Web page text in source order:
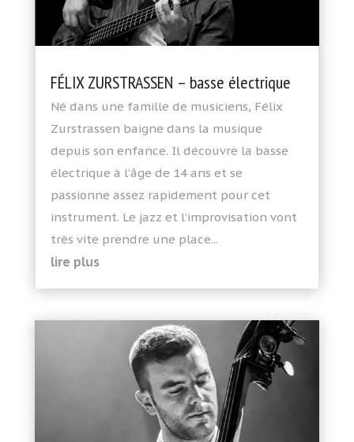
FÉLIX ZURSTRASSEN – basse électrique
Né dans une famille de musiciens, Félix
Zurstrassen baigne dans la musique
depuis son enfance. Il découvre la basse
électrique à l’âge de 14 ans et se
passionne assez rapidement pour cet
instrument. Le jazz et l’improvisation vont
très vite prendre une place...
lire plus